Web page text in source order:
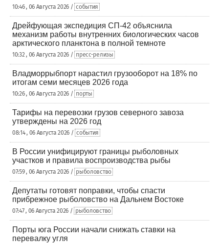
10:46 , 06 Августа 2026 / события
Дрейфующая экспедиция СП-42 объяснила
механизм работы внутренних биологических часов
арктического планктона в полной темноте
10:32 , 06 Августа 2026 / пресс-релизы
Владморрыбпорт нарастил грузооборот на 18% по
итогам семи месяцев 2026 года
10:26 , 06 Августа 2026 / порты
Тарифы на перевозки грузов северного завоза
утверждены на 2026 год
08:14 , 06 Августа 2026 / события
В России унифицируют границы рыболовных
участков и правила воспроизводства рыбы
07:59 , 06 Августа 2026 / рыболовство
Депутаты готовят поправки, чтобы спасти
прибрежное рыболовство на Дальнем Востоке
07:47 , 06 Августа 2026 / рыболовство
Порты юга России начали снижать ставки на
перевалку угля